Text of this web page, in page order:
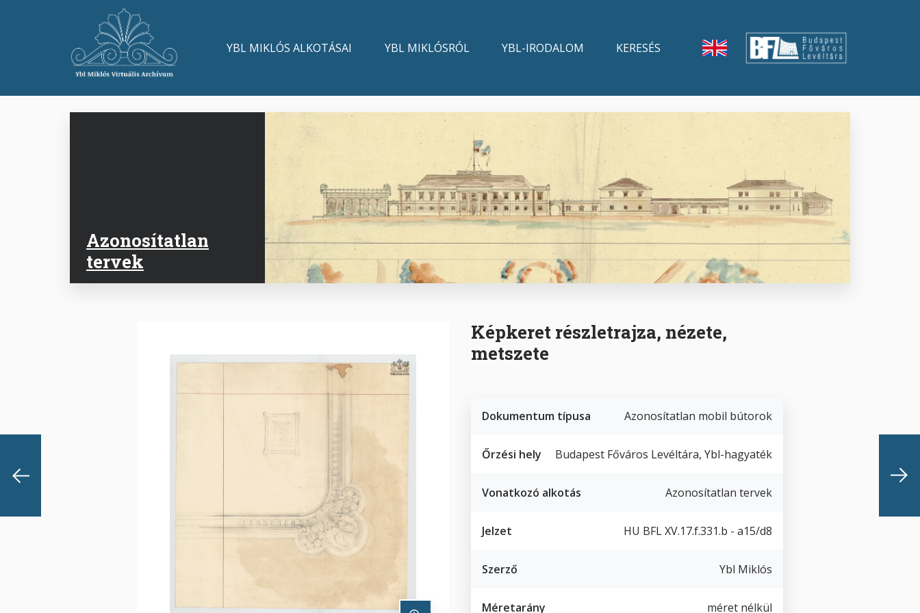
MainYBL MIKLÓS ALKOTÁSAI YBL MIKLÓSRÓL YBL-IRODALOM KERESÉS
Azonosítatlan
tervek
Képkeret részletrajza, nézete,
metszete
Dokumentum típusa Azonosítatlan mobil bútorok
Őrzési hely Budapest Főváros Levéltára, Ybl-hagyaték
Vonatkozó alkotás Azonosítatlan tervek
Jelzet HU BFL XV.17.f.331.b - a15/d8
Szerző Ybl Miklós
Méretarány méret nélkül